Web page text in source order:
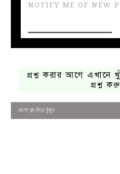
NOTIFY ME OF NEW
প্রশ্ন করার আগে এখানে
প্রশ্ন